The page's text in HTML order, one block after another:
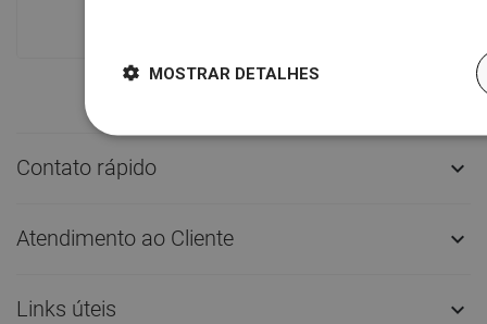
Contato rápido 
Atendimento ao Cliente 
Links úteis 
MOSTRAR DETALHES